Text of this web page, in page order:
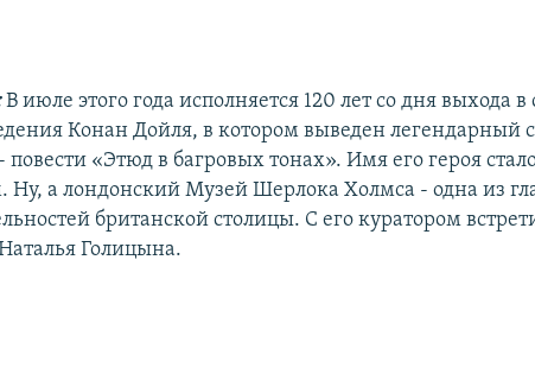
В июле этого года исполняется 120 лет со дня выхода в
Конан Дойля, в котором выведен легендарный
«Этюд в багровых тонах». Имя его героя
Ну, а лондонский Музей Шерлока Холмса - одна из
британской столицы. С его куратором
Голицына.